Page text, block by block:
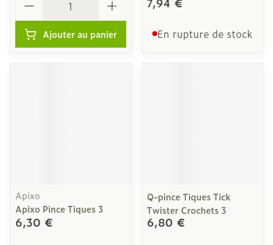
Ajouter au panier En rupture de stock
Apixo
Apixo Pince Tiques 3
6,30 €
Q-pince Tiques Tick
Twister Crochets 3
6,80 €